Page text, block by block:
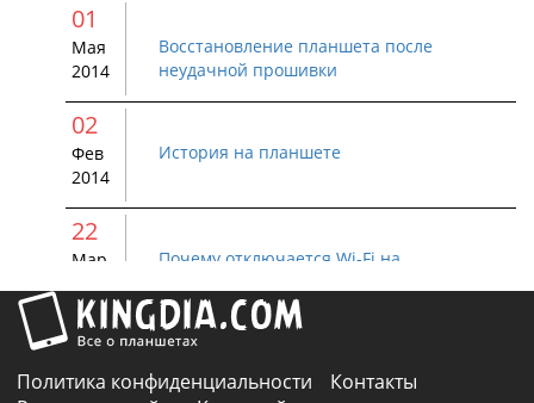
01
Мая
2014
Восстановление планшета после
неудачной прошивки
02
Фев
2014
История на планшете
22
Мар
Почему отключается Wi-Fi на
01
2015
Android
Политика конфиденциальности
Контакты